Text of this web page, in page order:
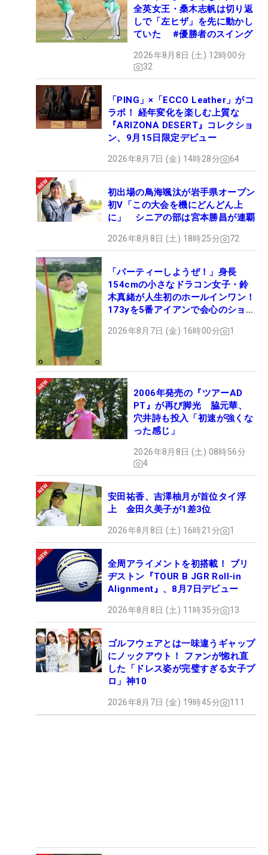
全英女王・桑木志帆は切り返
しで「左ヒザ」を先に動かし
ていた #優勝者のスイング
2026年8月8日 (土) 12時00分
32
「PING」×「ECCO Leather」がコ
ラボ！ 経年変化を楽しむ上質な
『ARIZONA DESERT』コレクショ
ン、9月15日限定デビュー
2026年8月7日 (金) 14時28分 64
初出場の鳥海颯汰が岩手県オープン
初V「この大会を機にどんどん上
に」 シニアの部は宮本勝昌が連覇
2026年8月8日 (土) 18時25分 72
「パーティーしようぜ！」身長
154cmの小さなドラコン女子・鈴
木真緒が人生初のホールインワン！
173yを5番アイアンで会心のショッ
2026年8月7日 (金) 16時00分 1
2006年発売の『ツアーAD
PT』が再び脚光 脇元華、
穴井詩も投入「初速が強くな
った感じ」
2026年8月8日 (土) 08時56分
4
安田祐香、吉澤柚月が首位タイ浮
上 金田久美子が1差3位
2026年8月8日 (土) 16時21分 1
全周アライメントを初搭載！ ブリ
ヂストン『TOUR B JGR Roll-in
Alignment』、8月7日デビュー
2026年8月8日 (土) 11時35分 13
ゴルフウェアとは一味違うギャップ
にノックアウト！ ファンが惚れ直
した「ドレス姿が完璧すぎる女子プ
ロ」神10
2026年8月7日 (金) 19時45分 111